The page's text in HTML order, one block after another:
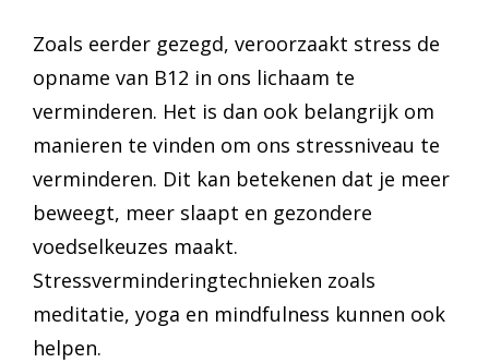
Zoals eerder gezegd, veroorzaakt stress de
opname van B12 in ons lichaam te
verminderen. Het is dan ook belangrijk om
manieren te vinden om ons stressniveau te
verminderen. Dit kan betekenen dat je meer
beweegt, meer slaapt en gezondere
voedselkeuzes maakt.
Stressverminderingtechnieken zoals
meditatie, yoga en mindfulness kunnen ook
helpen.